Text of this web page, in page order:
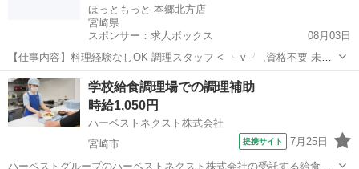
ほっともっと 本郷北方店
宮崎県
スポンサー：求人ボックス
08月03日
【仕事内容】料理経験なしOK 調理スタッフ < ╰ v ╯ ,資格不要 未経
験スタート多数 ,マニュアル通りの調理でOK ,先輩からの手厚いサポー
トあり <イチオシポイントはコレ↓↓> シフトの時間・曜日の相談OK お
誕生日プレゼ...
アルバイト・パート
学校給食調理場での調理補助
時給1,050円
ハーベストネクスト株式会社
宮崎市
提携サイト 7月25日
ハーベストグループのハーベストネクスト株式会社の受託する給食の